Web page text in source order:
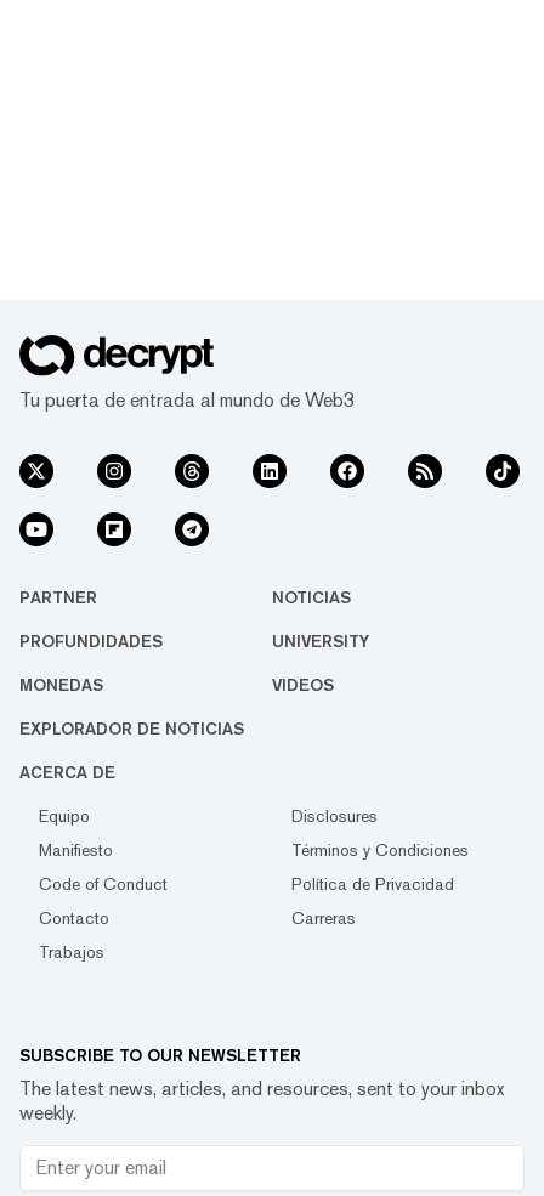
Tu puerta de entrada al mundo de Web3
PARTNER NOTICIAS
PROFUNDIDADES UNIVERSITY
MONEDAS VIDEOS
EXPLORADOR DE NOTICIAS
ACERCA DE
Equipo
Disclosures
Manifiesto
Términos y Condiciones
Code of Conduct
Política de Privacidad
Contacto
Carreras
Trabajos
SUBSCRIBE TO OUR NEWSLETTER
The latest news, articles, and resources, sent to your inbox
weekly.